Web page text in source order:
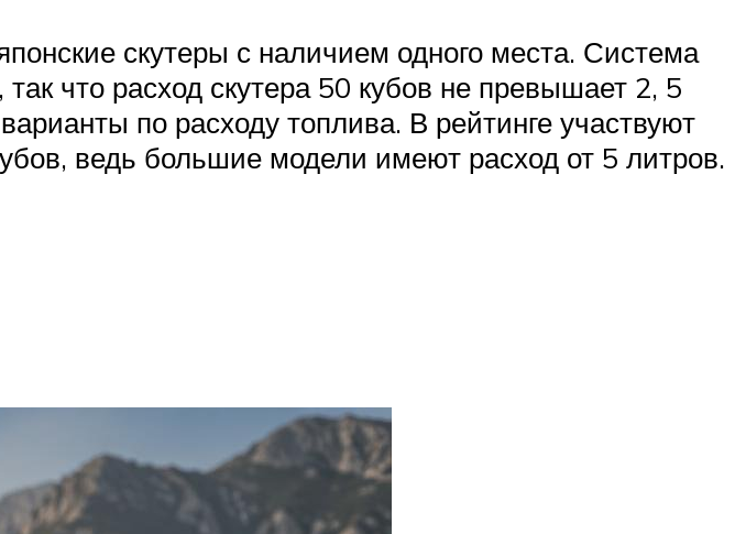
скутеры с наличием одного места. Система
что расход скутера 50 кубов не превышает 2, 5
по расходу топлива. В рейтинге участвуют
ведь большие модели имеют расход от 5 литров.